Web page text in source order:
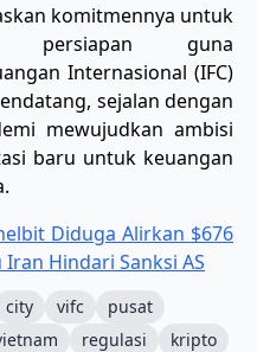
komitmennya untuk
persiapan guna
Internasional (IFC)
sejalan dengan
mewujudkan ambisi
baru untuk keuangan
Diduga Alirkan $676
Hindari Sanksi AS
city vifc
pusat
regulasi
kripto